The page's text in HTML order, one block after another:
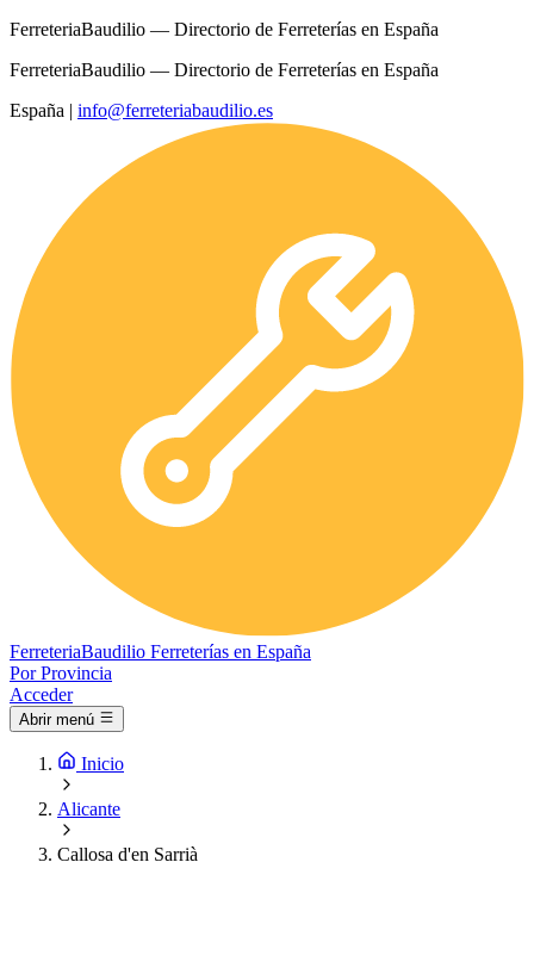
FerreteriaBaudilio — Directorio de Ferreterías en España
FerreteriaBaudilio — Directorio de Ferreterías en España
España | info@ferreteriabaudilio.es
FerreteriaBaudilio Ferreterías en España
Por Provincia
Acceder
Abrir menú
Inicio
Alicante
Callosa d'en Sarrià